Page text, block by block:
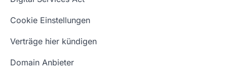
Schön, dass ich dir helfen konnte.
Tut mir leid, du erreichst uns unter:
+49 (0) 451 / 70 99 70
support@checkdomain.de
Schön, dass ich dir helfen konnte.
Tut mir leid, du erreichst uns unter:
+49 (0) 451 / 70 99 70
support@checkdomain.de
Domain Umzug
Wie ist meine IP?
Email Adresse erstellen
Cookie Einstellungen
Verträge hier kündigen
Domain Anbieter